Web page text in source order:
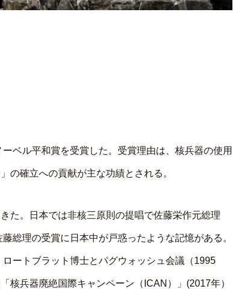
ベル平和賞を受賞した。受賞理由は、核兵器の使用
の確立への貢献が主な功績とされる。
た。日本では非核三原則の提唱で佐藤栄作元総理
総理の受賞に日本中が戸惑ったような記憶がある。
ートブラット博士とパグウォッシュ会議（1995
核兵器廃絶国際キャンペーン（ICAN）」(2017年）